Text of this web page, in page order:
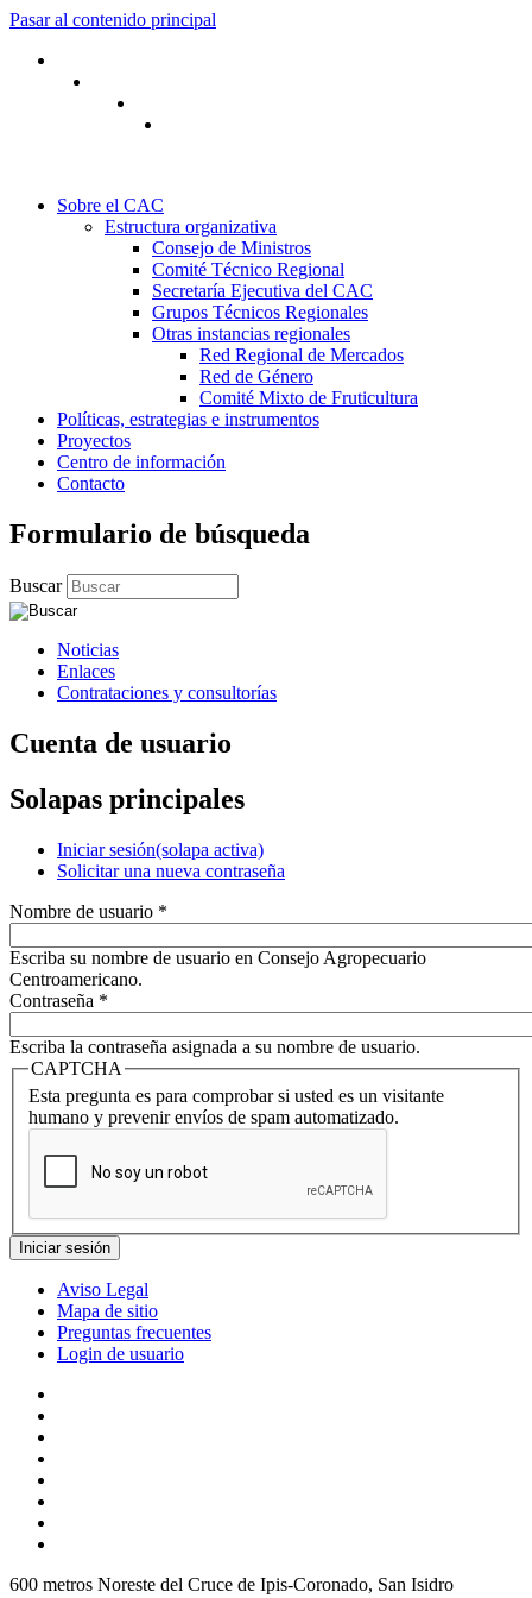
Pasar al contenido principal
Sobre el CAC
Estructura organizativa
Consejo de Ministros
Comité Técnico Regional
Secretaría Ejecutiva del CAC
Grupos Técnicos Regionales
Otras instancias regionales
Red Regional de Mercados
Red de Género
Comité Mixto de Fruticultura
Políticas, estrategias e instrumentos
Proyectos
Centro de información
Contacto
Formulario de búsqueda
Buscar
Noticias
Enlaces
Contrataciones y consultorías
Cuenta de usuario
Solapas principales
Iniciar sesión(solapa activa)
Solicitar una nueva contraseña
Nombre de usuario *
Escriba su nombre de usuario en Consejo Agropecuario
Centroamericano.
Contraseña *
Escriba la contraseña asignada a su nombre de usuario.
CAPTCHA
Esta pregunta es para comprobar si usted es un visitante
humano y prevenir envíos de spam automatizado.
Aviso Legal
Mapa de sitio
Preguntas frecuentes
Login de usuario
600 metros Noreste del Cruce de Ipis-Coronado, San Isidro